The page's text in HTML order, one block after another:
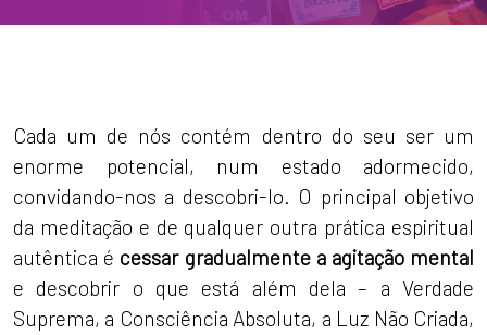
Cada um de nós contém dentro do seu ser um
enorme potencial, num estado adormecido,
convidando-nos a descobri-lo. O principal objetivo
da meditação e de qualquer outra prática espiritual
autêntica é cessar gradualmente a agitação mental
e descobrir o que está além dela – a Verdade
Suprema, a Consciência Absoluta, a Luz Não Criada,